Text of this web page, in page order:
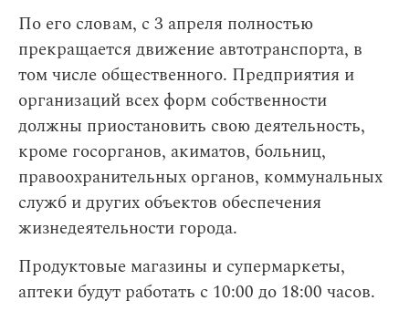
По его словам, с 3 апреля полностью
прекращается движение автотранспорта, в
том числе общественного. Предприятия и
организаций всех форм собственности
должны приостановить свою деятельность,
кроме госорганов, акиматов, больниц,
правоохранительных органов, коммунальных
служб и других объектов обеспечения
жизнедеятельности города.
Продуктовые магазины и супермаркеты,
аптеки будут работать с 10:00 до 18:00 часов.